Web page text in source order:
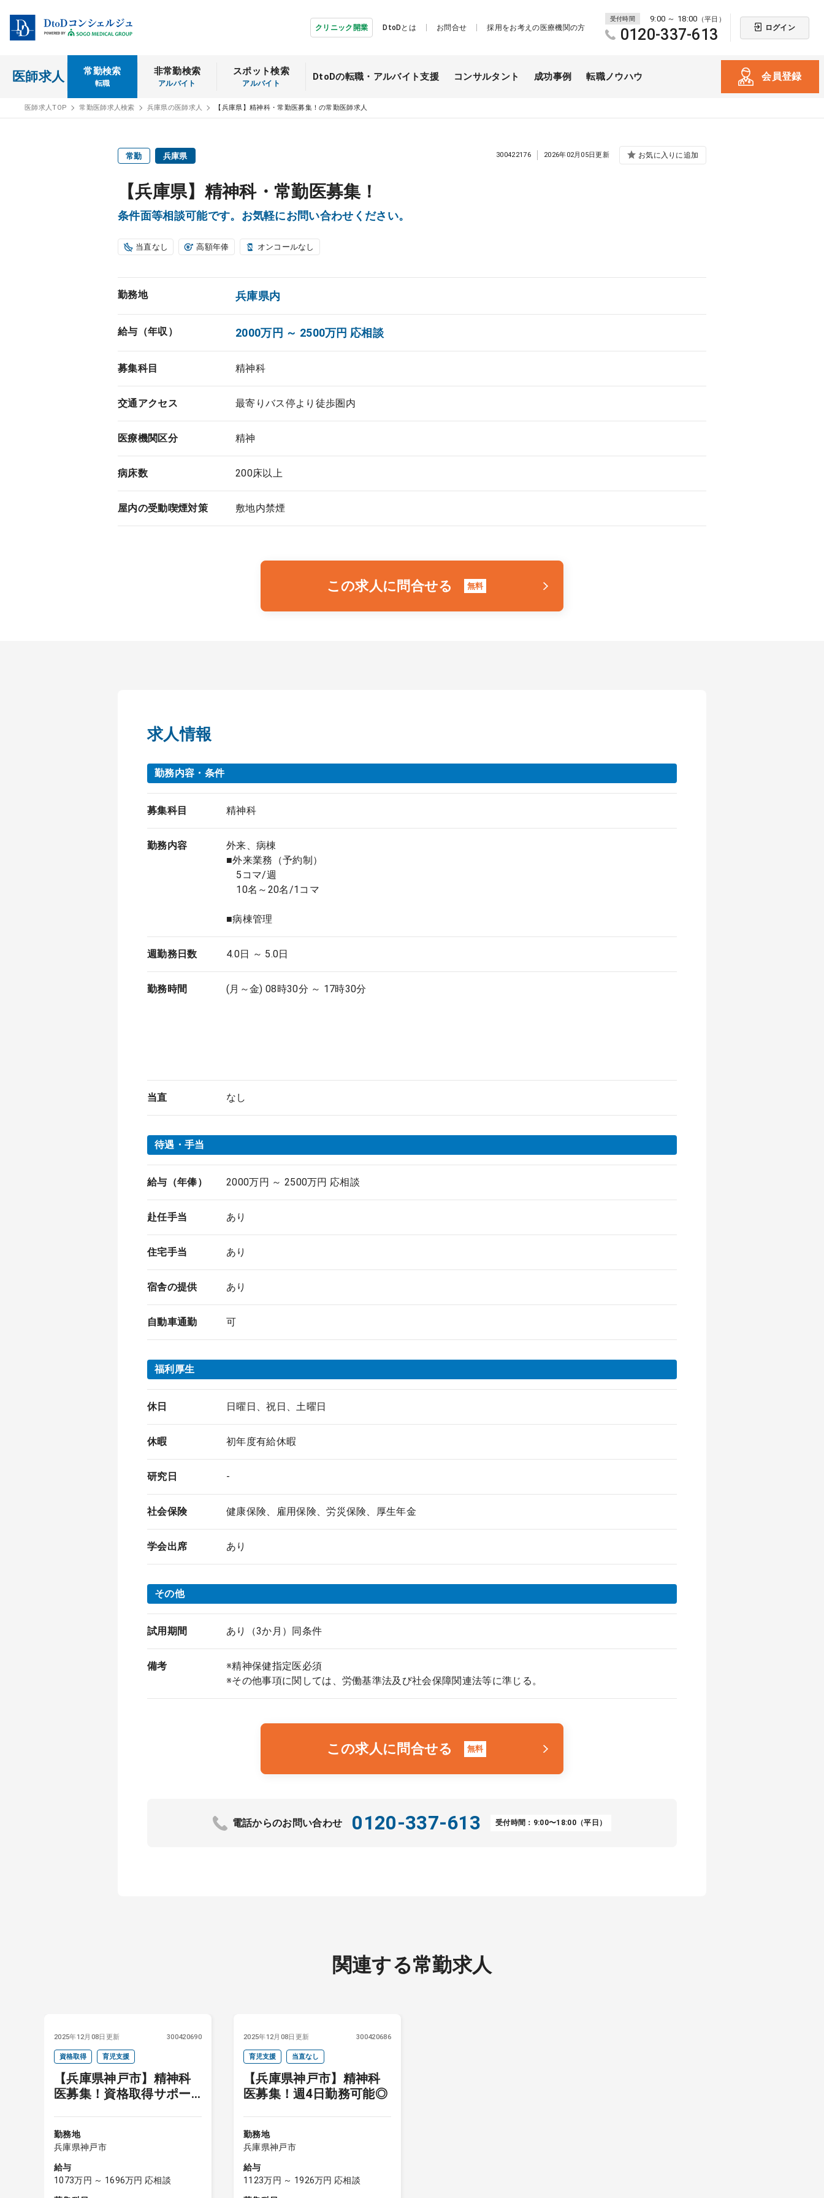
クリニック開業 DtoDとは お問合せ 採用をお考えの医療機関の方
受付時間 9:00 ～ 18:00 （平日）
0120-337-613 ログイン
医師求人 常勤検索
転職
非常勤検索
アルバイト
スポット検索
アルバイト
DtoDの転職・ アルバイト支援 コンサルタント 成功事例 転職ノウハウ 会員登録
医師求人TOP 常勤医師求人検索 兵庫県の医師求人 【兵庫県】精神科・常勤医募集！の常勤医師求人
常勤 兵庫県
【兵庫県】精神科・常勤医募集！
条件面等相談可能です。お気軽にお問い合わせください。
300422176 2026年02月05日更新 お気に入りに追加
当直なし 高額年俸 オンコールなし
勤務地 兵庫県内
給与（年収） 2000万円 ～ 2500万円 応相談
募集科目 精神科
交通アクセス 最寄りバス停より徒歩圏内
医療機関区分 精神
病床数 200床以上
屋内の受動喫煙対策 敷地内禁煙
この求人に問合せる 無料
求人情報
勤務内容・条件
募集科目 精神科
勤務内容
外来、病棟
■外来業務（予約制）
5コマ/週
10名～20名/1コマ
■病棟管理
週勤務日数 4.0日 ～ 5.0日
勤務時間 (月～金) 08時30分 ～ 17時30分
当直 なし
待遇・手当
給与（年俸） 2000万円 ～ 2500万円 応相談
赴任手当 あり
住宅手当 あり
宿舎の提供 あり
自動車通勤 可
福利厚生
休日 日曜日、祝日、土曜日
休暇 初年度有給休暇
研究日 -
社会保険 健康保険、雇用保険、労災保険、厚生年金
学会出席 あり
その他
試用期間 あり（3か月）同条件
備考
※精神保健指定医必須
※その他事項に関しては、労働基準法及び社会保障関連法等に準じる。
この求人に問合せる 無料
電話からのお問い合わせ 0120-337-613 受付時間：9:00〜18:00（平日）
関連する常勤求人
2025年12月08日更新 300420690
資格取得 育児支援
【兵庫県神戸市】精神科
医募集！資格取得サポー
勤務地
兵庫県神戸市
給与
1073万円 ～ 1696万円 応相談
2025年12月08日更新 300420686
育児支援 当直なし
【兵庫県神戸市】精神科
医募集！週4日勤務可能◎
勤務地
兵庫県神戸市
給与
1123万円 ～ 1926万円 応相談